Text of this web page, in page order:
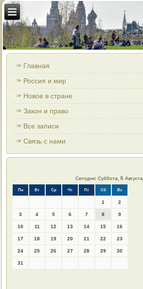
Главная
Россия и мир
Новое в стране
Закон и право
Все записи
Связь с нами
Сегодня: Суббота, 8 Августа
Пн Вт Ср Чт Пт Сб Вс
1 2
3 4 5 6 7 8 9
10 11 12 13 14 15 16
17 18 19 20 21 22 23
24 25 26 27 28 29 30
31